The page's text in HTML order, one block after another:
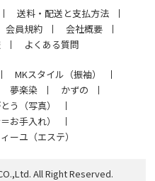
送料・配送と支払方法
会員規約
会社概要
よくある質問
MKスタイル（振袖）
夢楽染
かずの
う（写真）
お手入れ）
ーユ（エステ）
All Right Reserved.